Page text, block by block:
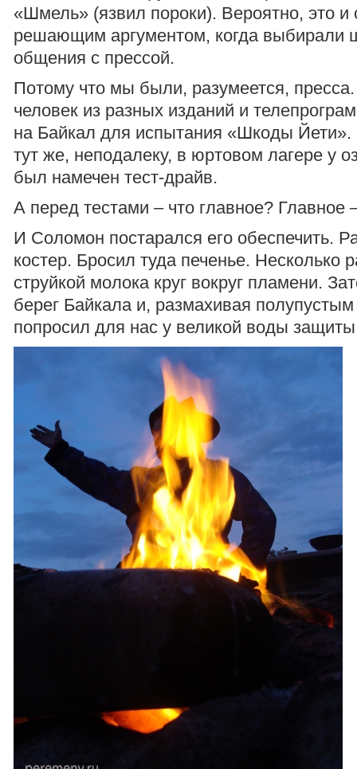
«Шмель» (язвил пороки). Вероятно, это и
решающим аргументом, когда выбирали
общения с прессой.
Потому что мы были, разумеется,
человек из разных изданий и
на Байкал для испытания «Шкоды
тут же, неподалеку, в юртовом лагере у
был намечен тест-драйв.
А перед тестами – что главное? Главное
И Соломон постарался его обеспечить.
костер. Бросил туда печенье. Несколько
струйкой молока круг вокруг пламени.
берег Байкала и, размахивая
попросил для нас у великой воды